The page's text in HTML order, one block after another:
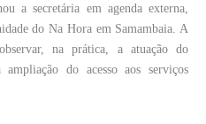
a secretária em agenda externa,
do Na Hora em Samambaia. A
na prática, a atuação do
do acesso aos serviços